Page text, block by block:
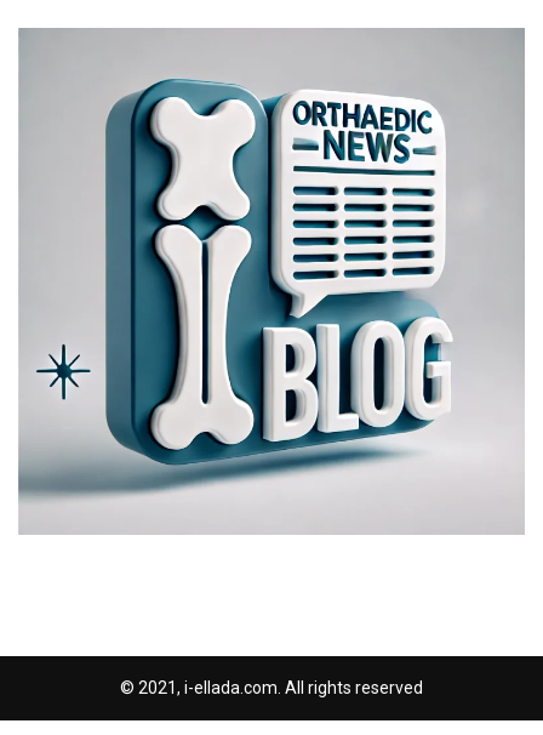
© 2021, i-ellada.com. All rights reserved